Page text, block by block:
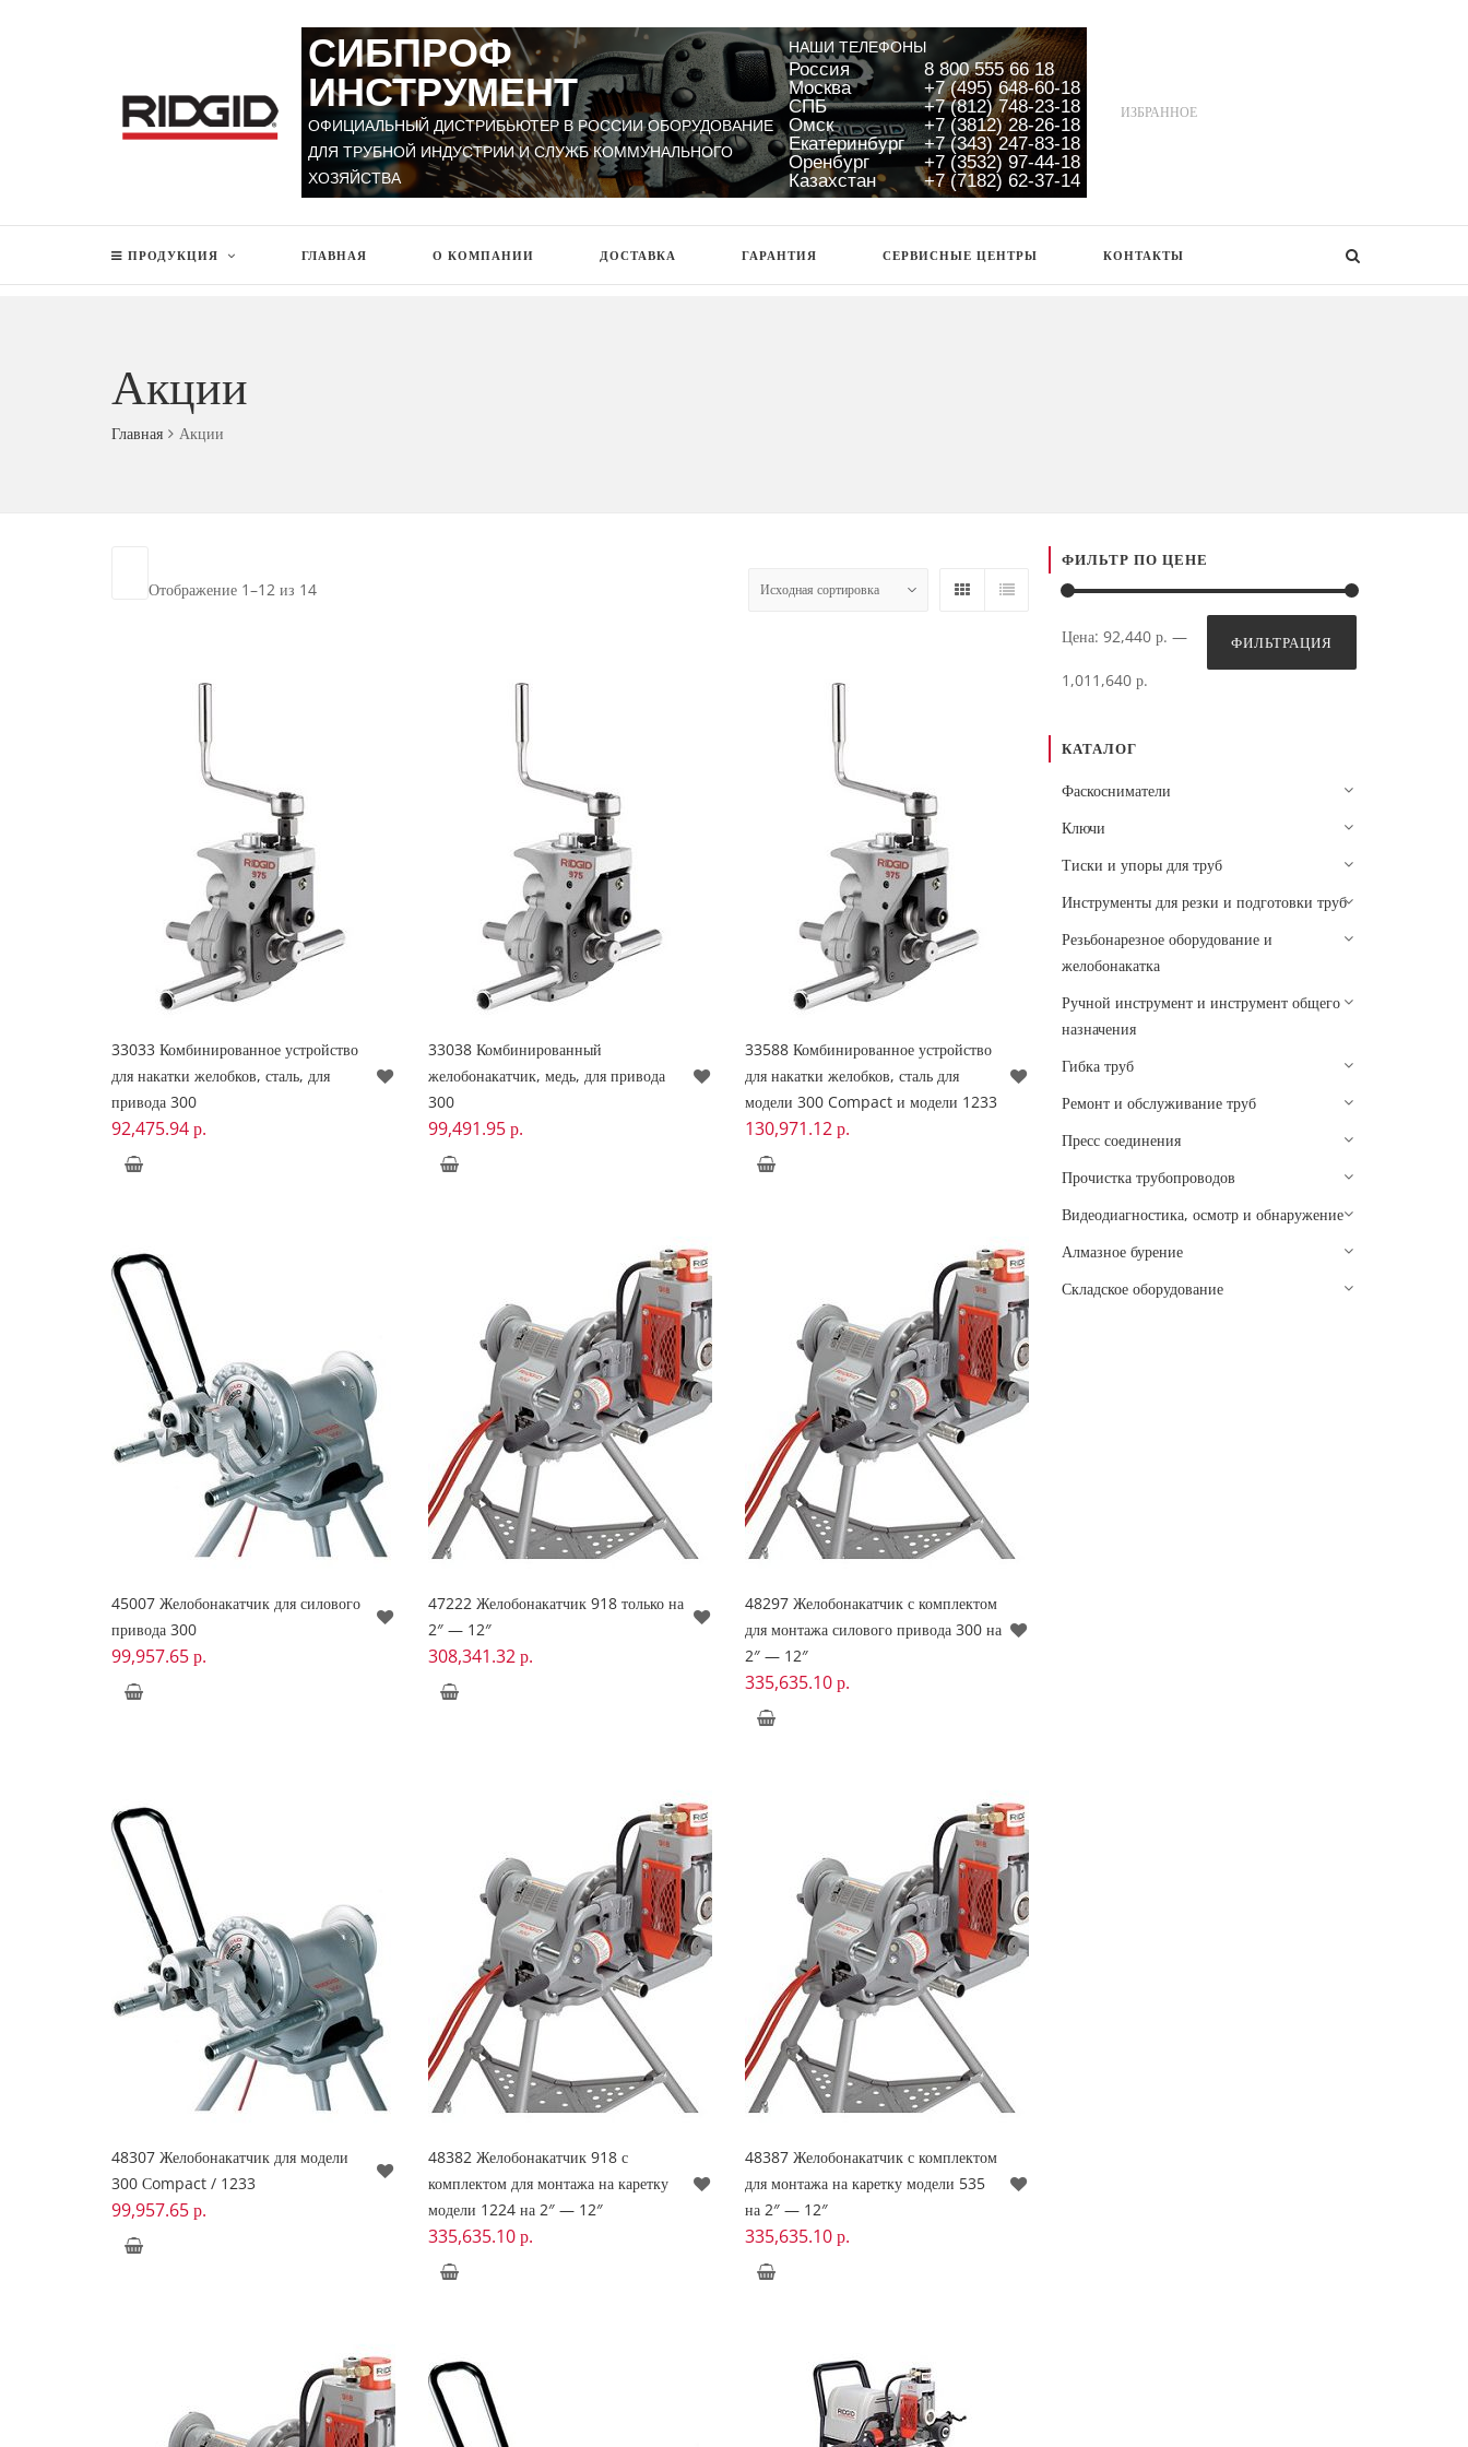
СИБПРОФ
ИНСТРУМЕНТ
ОФИЦИАЛЬНЫЙ ДИСТРИБЬЮТЕР В РОССИИ ОБОРУДОВАНИЕ
ДЛЯ ТРУБНОЙ ИНДУСТРИИ И СЛУЖБ КОММУНАЛЬНОГО
ХОЗЯЙСТВА
НАШИ ТЕЛЕФОНЫ
Россия
8 800 555 66 18
Москва
+7 (495) 648-60-18
СПБ
+7 (812) 748-23-18
Омск
+7 (3812) 28-26-18
Екатеринбург
+7 (343) 247-83-18
Оренбург
+7 (3532) 97-44-18
Казахстан
+7 (7182) 62-37-14
ИЗБРАННОЕ
ПРОДУКЦИЯ ГЛАВНАЯ О КОМПАНИИ ДОСТАВКА ГАРАНТИЯ СЕРВИСНЫЕ ЦЕНТРЫ КОНТАКТЫ
Акции
Главная Акции
Отображение 1–12 из 14
33033 Комбинированное устройство
для накатки желобков, сталь, для
привода 300
92,475.94р.
33038 Комбинированный
желобонакатчик, медь, для привода
300
99,491.95р.
33588 Комбинированное устройство
для накатки желобков, сталь для
модели 300 Compact и модели 1233
130,971.12р.
45007 Желобонакатчик для силового
привода 300
99,957.65р.
47222 Желобонакатчик 918 только на
2″ — 12″
308,341.32р.
48297 Желобонакатчик с комплектом
для монтажа силового привода 300 на
2″ — 12″
335,635.10р.
48307 Желобонакатчик для модели
300 Сompact / 1233
99,957.65р.
48382 Желобонакатчик 918 с
комплектом для монтажа на каретку
модели 1224 на 2″ — 12″
335,635.10р.
48387 Желобонакатчик с комплектом
для монтажа на каретку модели 535
на 2″ — 12″
335,635.10р.
ФИЛЬТР ПО ЦЕНЕ
Минимальная
цена
Максимальная
цена
ФИЛЬТРАЦИЯ
Цена: 92,440 р. —
1,011,640 р.
КАТАЛОГ
Фаскосниматели
Ключи
Тиски и упоры для труб
Инструменты для резки и подготовки труб
Резьбонарезное оборудование и
желобонакатка
Ручной инструмент и инструмент общего
назначения
Гибка труб
Ремонт и обслуживание труб
Пресс соединения
Прочистка трубопроводов
Видеодиагностика, осмотр и обнаружение
Алмазное бурение
Складское оборудование